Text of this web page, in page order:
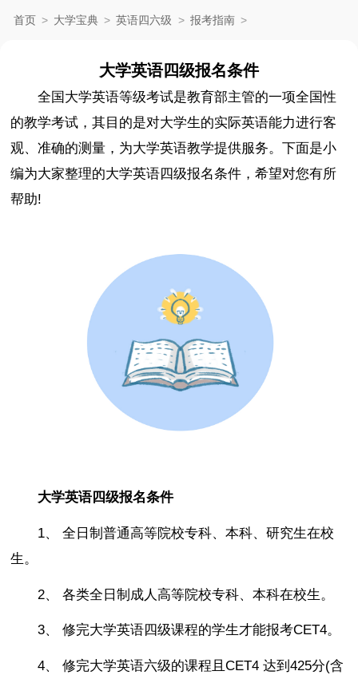
首页 > 大学宝典 > 英语四六级 > 报考指南 >
大学英语四级报名条件
全国大学英语等级考试是教育部主管的一项全国性
的教学考试，其目的是对大学生的实际英语能力进行客
观、准确的测量，为大学英语教学提供服务。下面是小
编为大家整理的大学英语四级报名条件，希望对您有所
帮助!
大学英语四级报名条件
1、 全日制普通高等院校专科、本科、研究生在校
生。
2、 各类全日制成人高等院校专科、本科在校生。
3、 修完大学英语四级课程的学生才能报考CET4。
4、 修完大学英语六级的课程且CET4 达到425分(含